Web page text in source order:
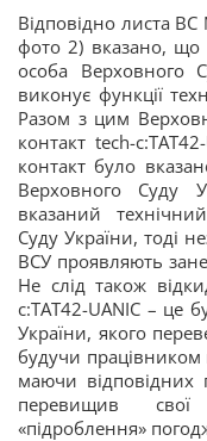
Відповідно листа
фото 2) вказано, що
особа Верховного
виконує функції
Разом з цим
контакт tech-
контакт було
Верховного Суду
вказаний
Суду України, тоді
ВСУ проявляють
Не слід також
c:TAT42-UANIC – це
України, якого
будучи працівником
маючи відповідних
перевищив
«підроблення»